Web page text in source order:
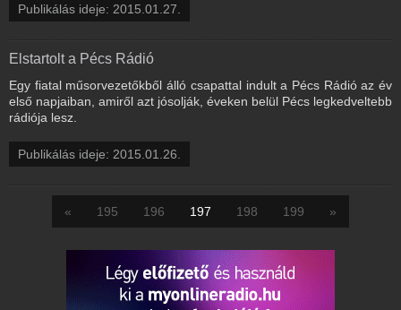
Publikálás ideje: 2015.01.27.
Elstartolt a Pécs Rádió
Egy fiatal műsorvezetőkből álló csapattal indult a Pécs Rádió az év
első napjaiban, amiről azt jósolják, éveken belül Pécs legkedveltebb
rádiója lesz.
Publikálás ideje: 2015.01.26.
« 195 196 197 198 199 »